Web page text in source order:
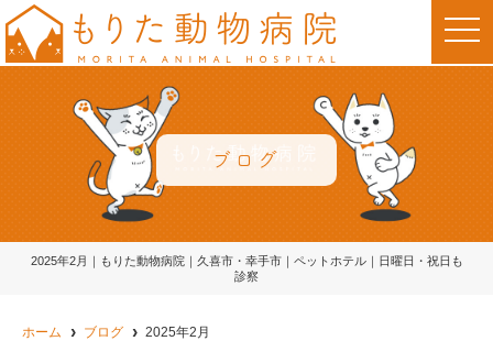
ブログ
2025年2月｜もりた動物病院｜久喜市・幸手市｜ペットホテル｜日曜日・祝日も
診察
t
o
i
ホーム ブログ 2025年2月